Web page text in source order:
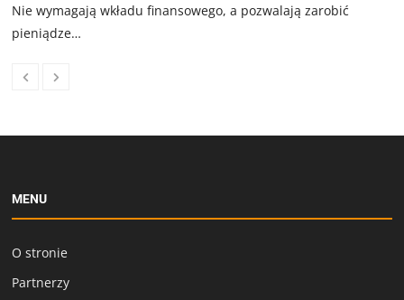
Nie wymagają wkładu finansowego, a pozwalają zarobić
pieniądze…
MENU
O stronie
Partnerzy